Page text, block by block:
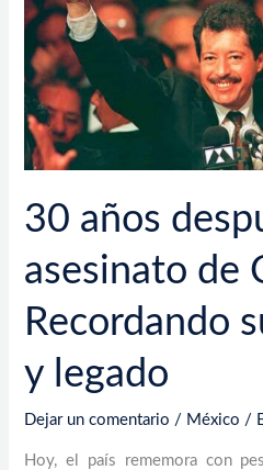
30 años
asesinato de
Recordando
y legado
Dejar un comentario / México /
Hoy, el país rememora con
del
asesinato
de
Colosio:
Recordando
su
último
y